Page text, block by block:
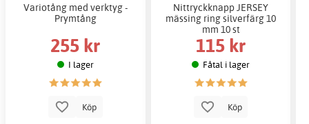
Variotång med verktyg -
Prymtång
255 kr
I lager
Köp
Nittryckknapp JERSEY
mässing ring silverfärg 10
mm 10 st
115 kr
Fåtal i lager
Köp